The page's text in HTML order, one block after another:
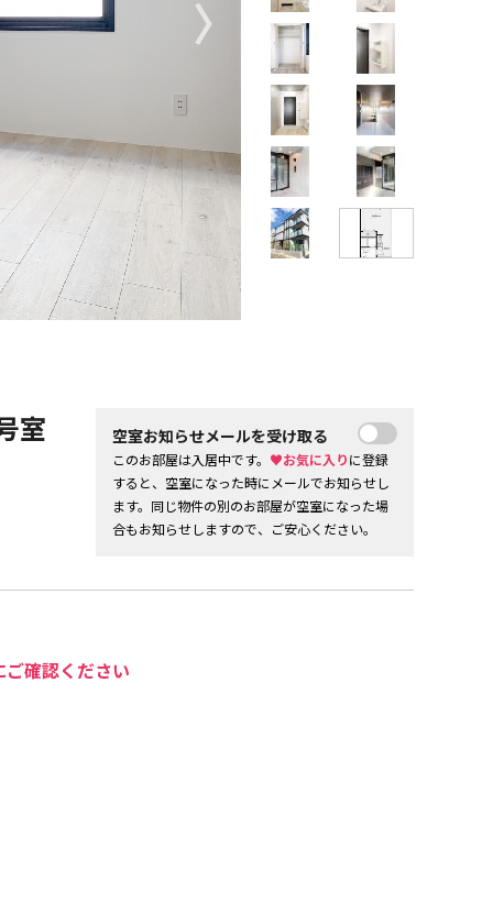
〉
室 空室お知らせメールを受け取る
このお部屋は入居中です。 ♥お気に入りに登録
すると、空室になった時にメールでお知らせし
ます。同じ物件の別のお部屋が空室になった場
合もお知らせしますので、ご安心ください。
確認ください